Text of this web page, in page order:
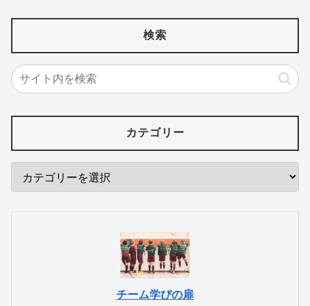
検索
カテゴリー
チーム学びの扉